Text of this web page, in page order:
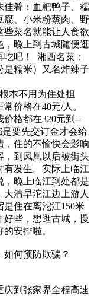
佳肴：血粑鸭子、糯
腐、小米粉蒸肉、野
些菜名就能让人食欲
，晚上到古城随便逛
吧！ 湘西名菜：
是糯米）又名炸辣子
本不用为住处担
价格在40元/人。
格都在320元到--
要先交订金才会给
，住的不愉快会影响
，到凤凰以后被街头
有发生。实际上临江
，晚上临江到处都是
清早沱江边上游人
住在离沱江150米
好些，想逛古城，慢
安排啦。
如何预防欺骗？
到张家界全程高速